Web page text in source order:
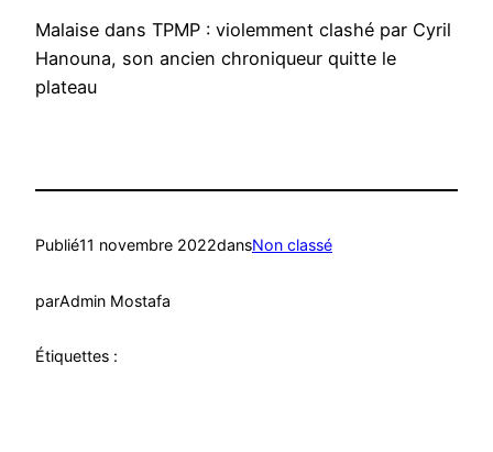
Malaise dans TPMP : violemment clashé par Cyril
Hanouna, son ancien chroniqueur quitte le
plateau
Publié11 novembre 2022dansNon classé
parAdmin Mostafa
Étiquettes :